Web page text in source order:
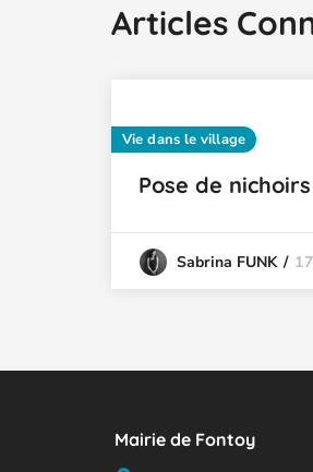
Articles
Vie dans le village
Pose de
Sabrina FUNK
Mairie de Fontoy